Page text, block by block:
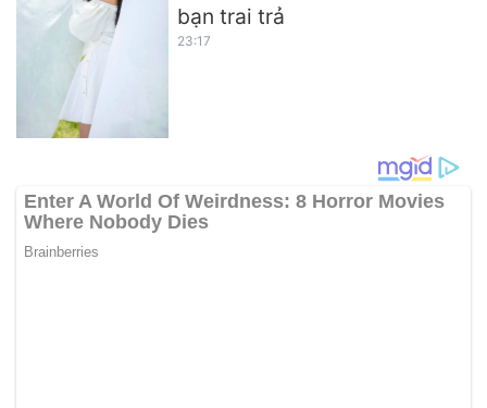
bạn trai trả
23:17